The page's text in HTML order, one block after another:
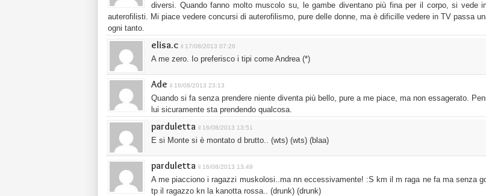
diversi. Quando fanno molto muscolo su, le gambe diventano più fina per il corpo, si vede
auterofilisti. Mi piace vedere concursi di auterofilismo, pure delle donne, ma è dificille vedere in TV passa
ogni tanto.
elisa.c il 17/08/2013 07:26
A me zero. Io preferisco i tipi come Andrea (*)
Ade il 16/08/2013 23:13
Quando si fa senza prendere niente diventa più bello, pure a me piace, ma non essagerato.
lui sicuramente sta prendendo qualcosa.
parduletta il 16/08/2013 13:51
E si Monte si è montato d brutto.. (wts) (wts) (blaa)
parduletta il 16/08/2013 13:49
A me piacciono i ragazzi muskolosi..ma nn eccessivamente! :S km il m raga ne fa ma senza
tp il ragazzo kn la kanotta rossa.. (drunk) (drunk)